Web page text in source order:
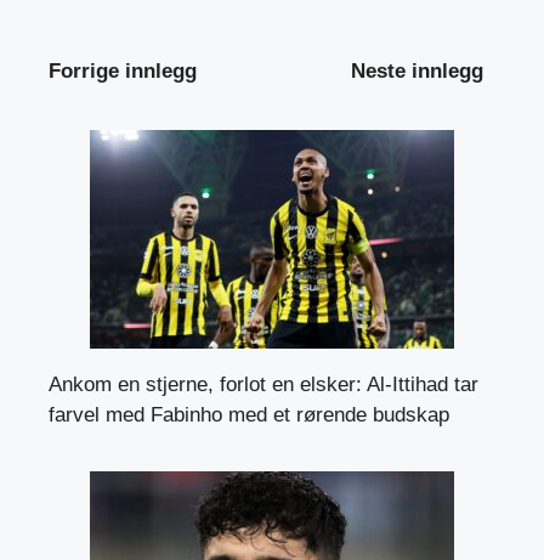
Forrige innlegg Neste innlegg
Ankom en stjerne, forlot en elsker: Al-Ittihad tar
farvel med Fabinho med et rørende budskap